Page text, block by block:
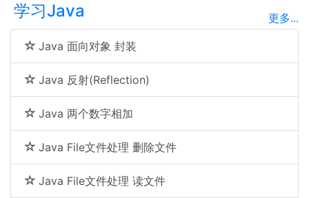
学习Java 更多...
Java 面向对象 封装
Java 反射(Reflection)
Java 两个数字相加
Java File文件处理 删除文件
Java File文件处理 读文件